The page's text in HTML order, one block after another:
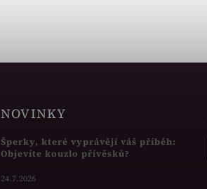
NOVINKY
Šperky, které vyprávějí váš příběh:
Objevíte kouzlo přívěsků?
24.7.2026